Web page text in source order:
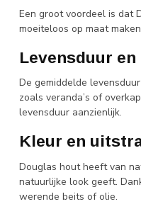
Een groot voordeel is dat
moeiteloos op maat
Levensduur
De gemiddelde
zoals veranda’s of
levensduur aanzienlijk.
Kleur en
Douglas hout heeft van
natuurlijke look geeft.
werende beits of olie.